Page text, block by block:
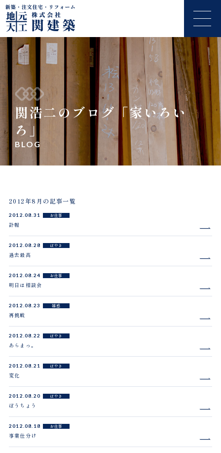
関浩二のブログ「家いろい
ろ」
BLOG
2012年8月の記事一覧
2012.08.31 お仕事
訃報
2012.08.28 ぼやき
過去最高
2012.08.24 お仕事
明日は相談会
2012.08.23 雑感
再挑戦
2012.08.22 ぼやき
あらまっ。
2012.08.21 ぼやき
変化
2012.08.20 ぼやき
ぼうちょう
2012.08.18 お仕事
事業仕分け